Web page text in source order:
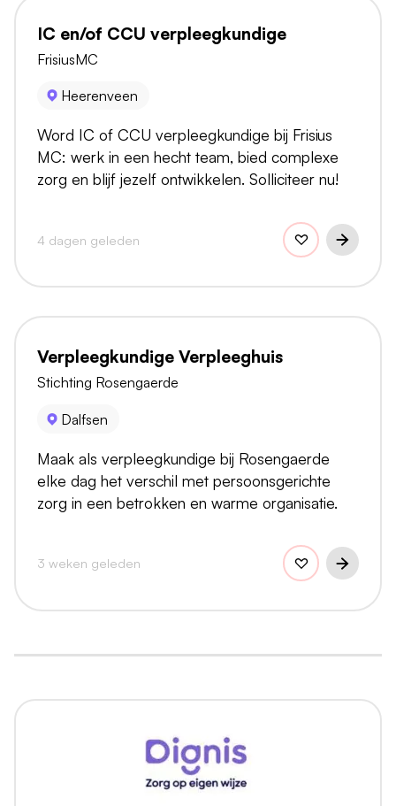
IC en/of CCU verpleegkundige
FrisiusMC
Heerenveen
Word IC of CCU verpleegkundige bij Frisius
MC: werk in een hecht team, bied complexe
zorg en blijf jezelf ontwikkelen. Solliciteer nu!
4 dagen geleden
Verpleegkundige Verpleeghuis
Stichting Rosengaerde
Dalfsen
Maak als verpleegkundige bij Rosengaerde
elke dag het verschil met persoonsgerichte
zorg in een betrokken en warme organisatie.
3 weken geleden